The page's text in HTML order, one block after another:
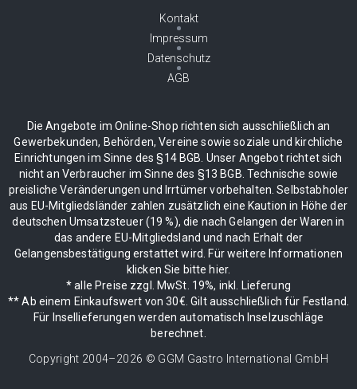
Kontakt
Impressum
Datenschutz
AGB
Die Angebote im Online-Shop richten sich ausschließlich an
Gewerbekunden, Behörden, Vereine sowie soziale und kirchliche
Einrichtungen im Sinne des §14 BGB. Unser Angebot richtet sich
nicht an Verbraucher im Sinne des §13 BGB. Technische sowie
preisliche Veränderungen und Irrtümer vorbehalten. Selbstabholer
aus EU-Mitgliedsländer zahlen zusätzlich eine Kaution in Höhe der
deutschen Umsatzsteuer (19 %), die nach Gelangen der Waren in
das andere EU-Mitgliedsland und nach Erhalt der
Gelangensbestätigung erstattet wird. Für weitere Informationen
klicken Sie bitte hier.
* alle Preise zzgl. MwSt. 19%, inkl. Lieferung
** Ab einem Einkaufswert von 30€. Gilt ausschließlich für Festland.
Für Insellieferungen werden automatisch Inselzuschläge
berechnet.
Copyright 2004–2026 © GGM Gastro International GmbH